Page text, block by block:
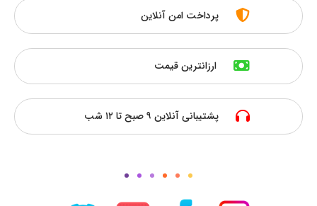
پرداخت امن آنلاین
ارزانترین قیمت
پشتیبانی آنلاین ۹ صبح تا ۱۲ شب